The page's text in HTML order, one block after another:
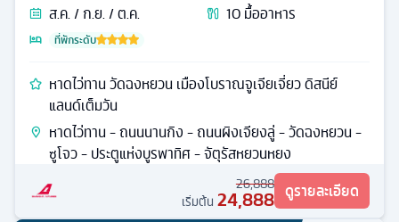
ส.ค. / ก.ย. / ต.ค.
10มื้ออาหาร
ที่พักระดับ
หาดไว่ทาน วัดฉงหยวน เมืองโบราณจูเจียเจี่ยว ดิสนีย์
แลนด์เต็มวัน
หาดไว่ทาน - ถนนนานกิง - ถนนผิงเจียงลู่ - วัดฉงหยวน -
ซูโจว - ประตูแห่งบูรพาทิศ - จัตุรัสหยวนหยง
26,888
เริ่มต้น 24,888 ดูรายละเอียด